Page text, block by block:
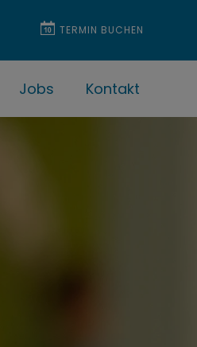
TERMIN BUCHEN
Jobs Kontakt